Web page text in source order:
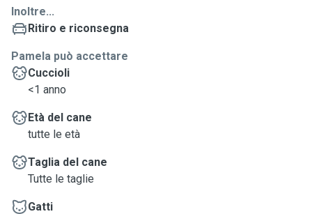
Inoltre...
Ritiro e riconsegna
Pamela può accettare
Cuccioli
<1 anno
Età del cane
tutte le età
Taglia del cane
Tutte le taglie
Gatti